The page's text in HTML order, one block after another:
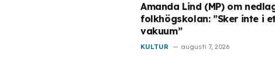
Amanda Lind (MP) om
folkhögskolan: ”Sker inte i
vakuum”
KULTUR augusti 7, 2026